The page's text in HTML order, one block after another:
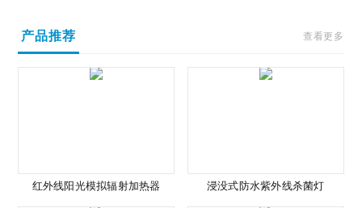
产品推荐 查看更多
红外线阳光模拟辐射加热器 浸没式防水紫外线杀菌灯